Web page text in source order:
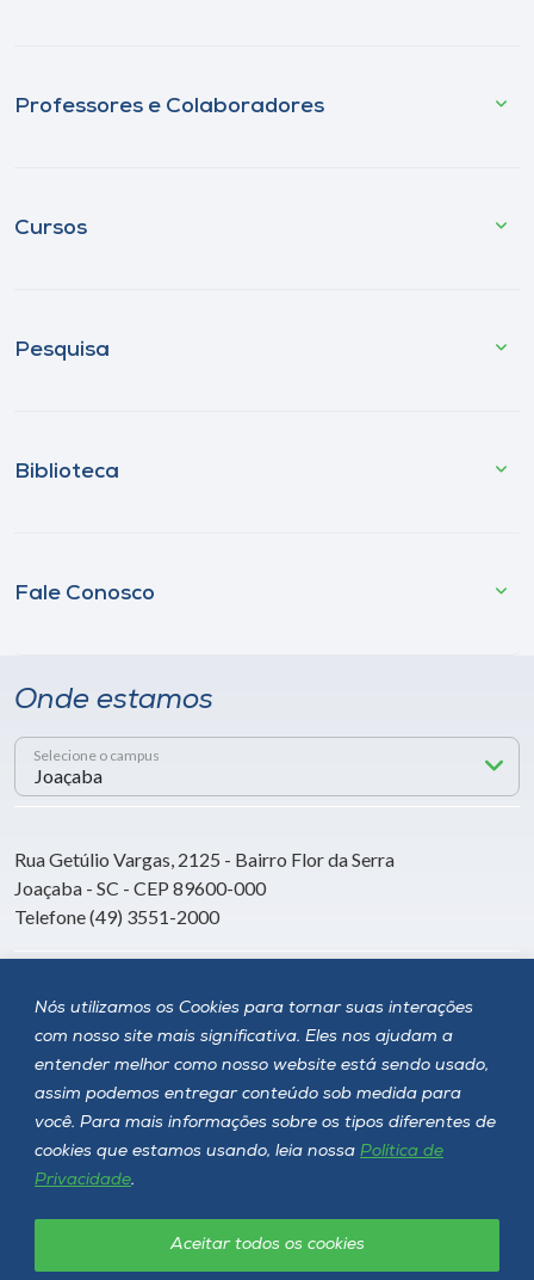
Nós utilizamos os Cookies para tornar suas interações
com nosso site mais significativa. Eles nos ajudam a
entender melhor como nosso website está sendo usado,
assim podemos entregar conteúdo sob medida para
você. Para mais informações sobre os tipos diferentes de
cookies que estamos usando, leia nossa Política de
Privacidade.
Aceitar todos os cookies
Professores e Colaboradores
Cursos
Pesquisa
Biblioteca
Fale Conosco
Onde estamos
Selecione o campus
Rua Getúlio Vargas, 2125 - Bairro Flor da Serra
Joaçaba - SC - CEP 89600-000
Telefone (49) 3551-2000
Siga a Unoesc
Política de privacidade LGPD